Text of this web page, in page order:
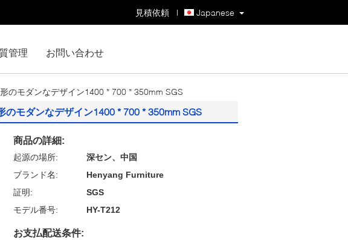
Japanese
見積依頼 |
管理 お問い合わせ
のモダンなデザイン1400 * 700 * 350mm SGS
モダンなデザイン1400 * 700 * 350mm SGS
商品の詳細:
起源の場所:
深セン、中国
ブランド名:
Henyang Furniture
証明:
SGS
モデル番号:
HY-T212
お支払配送条件: